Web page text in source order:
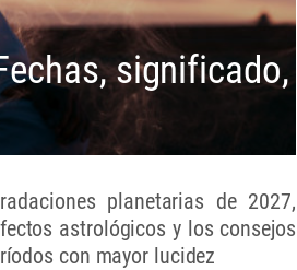
significado,
planetarias de 2027,
astrológicos y los consejos
con mayor lucidez